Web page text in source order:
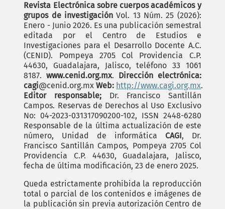
Revista Electrónica sobre cuerpos académicos y
grupos de investigación Vol. 13 Núm. 25 (2026):
Enero - Junio 2026. Es una publicación semestral
editada por el Centro de Estudios e
Investigaciones para el Desarrollo Docente A.C.
(CENID). Pompeya 2705 Col Providencia C.P.
44630, Guadalajara, Jalisco, teléfono 33 1061
8187.www.cenid.org.mx. Dirección electrónica:
cagi@cenid.org.mxWeb: http://www.cagi.org.mx.
Editor responsable;Dr. Francisco Santillán
Campos. Reservas de Derechos al Uso Exclusivo
No: 04-2023-031317090200-102, ISSN 2448-6280
Responsable de la última actualización de este
número, Unidad de informática CAGI, Dr.
Francisco Santillán Campos, Pompeya 2705 Col
Providencia C.P. 44630, Guadalajara, Jalisco,
fecha de última modificación, 23 de enero 2025.
Queda estrictamente prohibida la reproducción
total o parcial de los contenidos e imágenes de
la publicación sin previa autorización Centro de